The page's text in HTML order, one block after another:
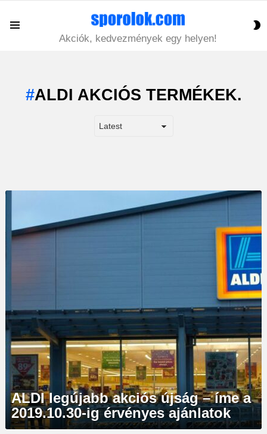
Akciók, kedvezmények egy helyen!
ALDI AKCIÓS TERMÉKEK.
ALDI legújabb akciós újság – íme a
2019.10.30-ig érvényes ajánlatok